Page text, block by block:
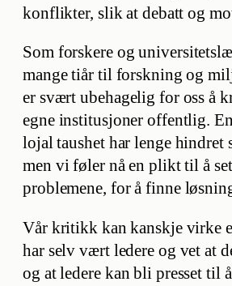
konflikter, slik at debatt og
Som forskere og
mange tiår til forskning og
er svært ubehagelig for oss å
egne institusjoner offentlig.
lojal taushet har lenge hindret
men vi føler nå en plikt til å
problemene, for å finne
Vår kritikk kan kanskje virke
har selv vært ledere og vet at
og at ledere kan bli presset til